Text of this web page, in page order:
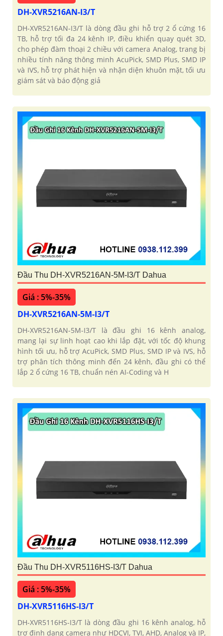
DH-XVR5216AN-I3/T
DH-XVR5216AN-I3/T là dòng đầu ghi hỗ trợ 2 ổ cứng 16
TB, hỗ trợ tối đa 24 kênh IP, điều khiển quay quét 3D,
cho phép đàm thoại 2 chiều với camera Analog, trang bị
nhiều tính năng thông minh AcuPick, SMD Plus, SMD IP
và IVS, hỗ trợ phát hiện và nhận diện khuôn mặt, tối ưu
giám sát và báo động giả
Đầu Thu DH-XVR5216AN-5M-I3/T Dahua
Giá : 5%-35%
DH-XVR5216AN-5M-I3/T
DH-XVR5216AN-5M-I3/T là đầu ghi 16 kênh analog,
mang lại sự linh hoạt cao khi lắp đặt, với tốc độ khung
hình tối ưu, hỗ trợ AcuPick, SMD Plus, SMD IP và IVS, hỗ
trợ phân tích thông minh đến 24 kênh, đầu ghi có thể
lắp 2 ổ cứng 16 TB, chuẩn nén AI-Coding và H
Đầu Thu DH-XVR5116HS-I3/T Dahua
Giá : 5%-35%
DH-XVR5116HS-I3/T
DH-XVR5116HS-I3/T là dòng đầu ghi 16 kênh analog, hỗ
trợ định dạng camera như HDCVI, TVI, AHD, Analog và IP,